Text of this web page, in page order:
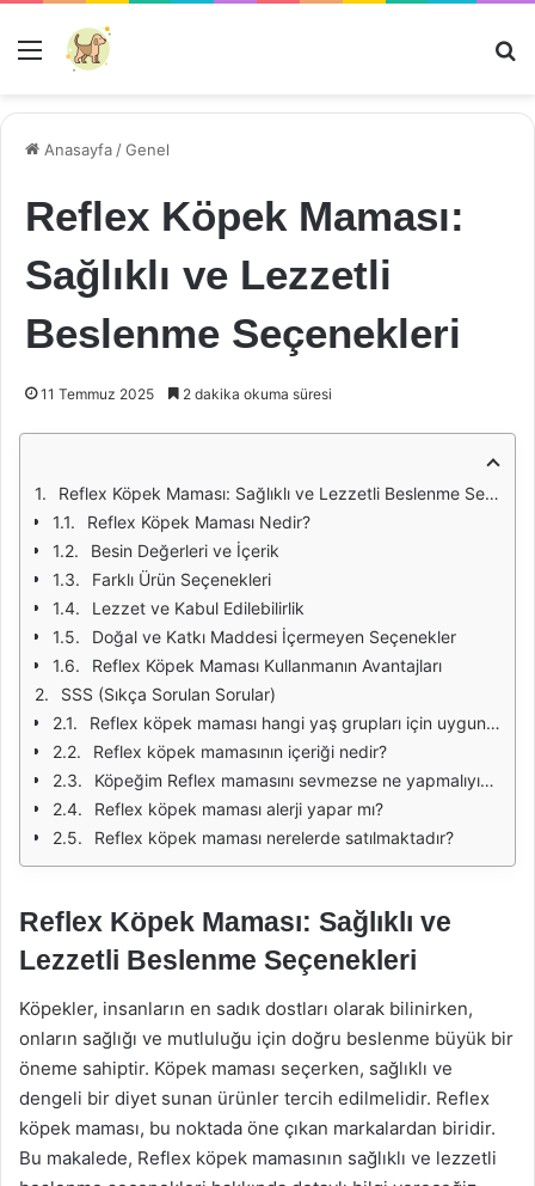
Menü
Anasayfa /Genel
Reflex Köpek Maması:
Sağlıklı ve Lezzetli
Beslenme Seçenekleri
11 Temmuz 2025 2 dakika okuma süresi
Reflex Köpek Maması: Sağlıklı ve Lezzetli Beslenme Seçenekleri
Reflex Köpek Maması Nedir?
Besin Değerleri ve İçerik
Farklı Ürün Seçenekleri
Lezzet ve Kabul Edilebilirlik
Doğal ve Katkı Maddesi İçermeyen Seçenekler
Reflex Köpek Maması Kullanmanın Avantajları
SSS (Sıkça Sorulan Sorular)
Reflex köpek maması hangi yaş grupları için uygundur?
Reflex köpek mamasının içeriği nedir?
Köpeğim Reflex mamasını sevmezse ne yapmalıyım?
Reflex köpek maması alerji yapar mı?
Reflex köpek maması nerelerde satılmaktadır?
Reflex Köpek Maması: Sağlıklı ve
Lezzetli Beslenme Seçenekleri
Köpekler, insanların en sadık dostları olarak bilinirken,
onların sağlığı ve mutluluğu için doğru beslenme büyük bir
öneme sahiptir. Köpek maması seçerken, sağlıklı ve
dengeli bir diyet sunan ürünler tercih edilmelidir. Reflex
köpek maması, bu noktada öne çıkan markalardan biridir.
Bu makalede, Reflex köpek mamasının sağlıklı ve lezzetli